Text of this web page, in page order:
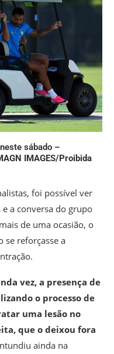
sábado –
IMAGES/Proibida
foi possível ver
a conversa do grupo
de uma ocasião, o
se reforçasse a
vez, a presença de
o processo de
uma lesão no
que o deixou fora
ainda na